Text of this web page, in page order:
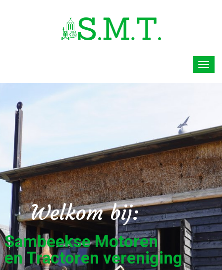
Welkom bij:
Sambeekse Motoren
en Tractoren vereniging